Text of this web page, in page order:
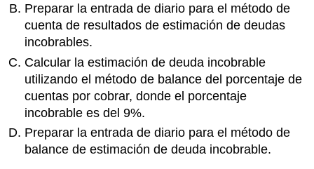
Preparar la entrada de diario para el método de
cuenta de resultados de estimación de deudas
incobrables.
Calcular la estimación de deuda incobrable
utilizando el método de balance del porcentaje de
cuentas por cobrar, donde el porcentaje
incobrable es del 9%.
Preparar la entrada de diario para el método de
balance de estimación de deuda incobrable.